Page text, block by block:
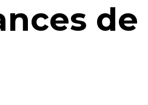
de